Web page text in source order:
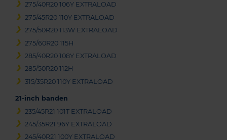
275/40R20 106Y EXTRALOAD
275/45R20 110Y EXTRALOAD
275/50R20 113W EXTRALOAD
275/60R20 115H
285/40R20 108Y EXTRALOAD
285/50R20 112H
315/35R20 110Y EXTRALOAD
21-inch banden
235/45R21 101T EXTRALOAD
245/35R21 96Y EXTRALOAD
245/40R21 100Y EXTRALOAD